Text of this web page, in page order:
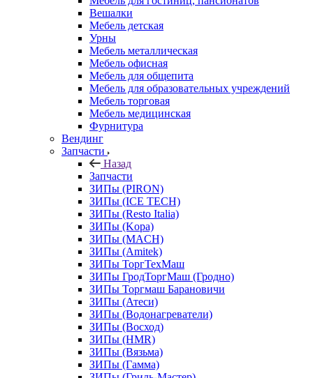
Вешалки
Мебель детская
Урны
Мебель металлическая
Мебель офисная
Мебель для общепита
Мебель для образовательных учреждений
Мебель торговая
Мебель медицинская
Фурнитура
Вендинг
Запчасти
Назад
Запчасти
ЗИПы (PIRON)
ЗИПы (ICE TECH)
ЗИПы (Resto Italia)
ЗИПы (Kopa)
ЗИПы (MACH)
ЗИПы (Amitek)
ЗИПы ТоргТехМаш
ЗИПы ГродТоргМаш (Гродно)
ЗИПы Торгмаш Барановичи
ЗИПы (Атеси)
ЗИПы (Водонагреватели)
ЗИПы (Восход)
ЗИПы (HMR)
ЗИПы (Вязьма)
ЗИПы (Гамма)